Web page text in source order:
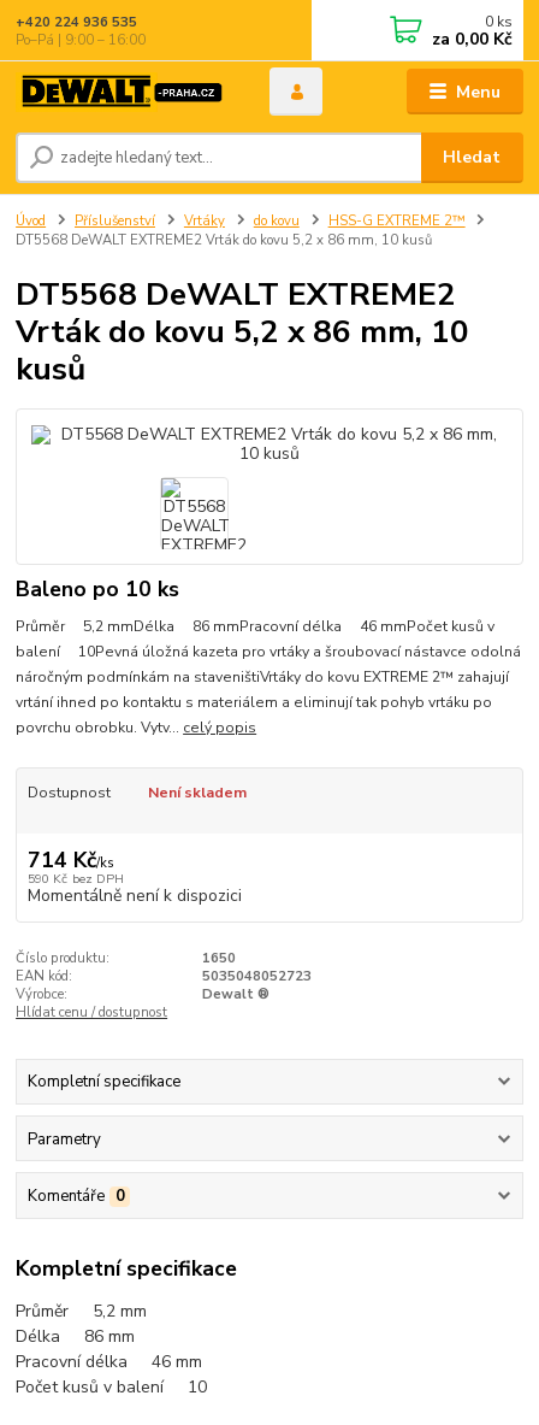
Menu
Hledat
+420 224 936 535
Po–Pá | 9:00 – 16:00
0 ks
za 0,00 Kč
Úvod Příslušenství Vrtáky do kovu
HSS-G EXTREME 2™
DT5568 DeWALT EXTREME2 Vrták do kovu 5,2 x 86 mm, 10 kusů
DT5568 DeWALT EXTREME2
Vrták do kovu 5,2 x 86 mm, 10
kusů
Baleno po 10 ks
Průměr 5,2 mmDélka 86 mmPracovní délka 46 mmPočet kusů v
balení 10Pevná úložná kazeta pro vrtáky a šroubovací nástavce odolná
náročným podmínkám na staveništiVrtáky do kovu EXTREME 2™ zahajují
vrtání ihned po kontaktu s materiálem a eliminují tak pohyb vrtáku po
povrchu obrobku. Vytv... celý popis
Dostupnost Není skladem
714 Kč/ks
590 Kč bez DPH
Momentálně není k dispozici
Číslo produktu:
1650
EAN kód:
5035048052723
Výrobce:
Dewalt ®
Hlídat cenu / dostupnost
Kompletní specifikace
Parametry
Komentáře 0
Kompletní specifikace
Průměr 5,2 mm
Délka 86 mm
Pracovní délka 46 mm
Počet kusů v balení 10